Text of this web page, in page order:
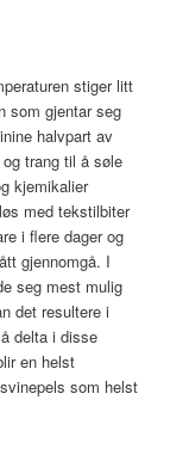
stiger litt
som gjentar seg
halvpart av
trang til å søle
kjemikalier
med tekstilbiter
i flere dager og
gjennomgå. I
seg mest mulig
det resultere i
delta i disse
en helst
som helst